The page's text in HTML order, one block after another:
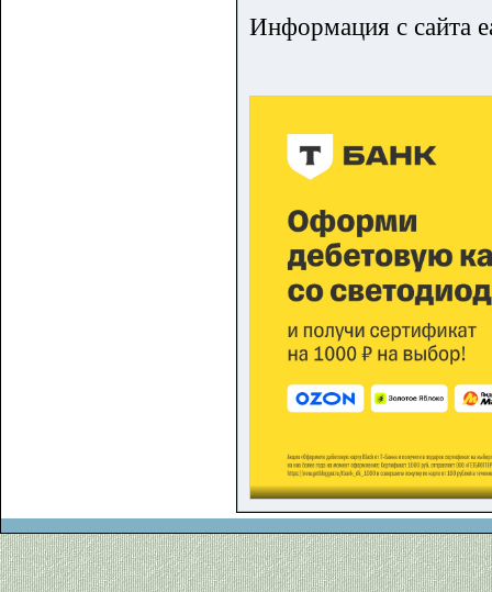
Информация с сайта